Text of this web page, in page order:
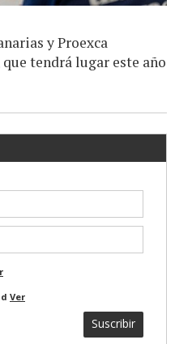
y Proexca
tendrá lugar este año
Ver
Suscribir